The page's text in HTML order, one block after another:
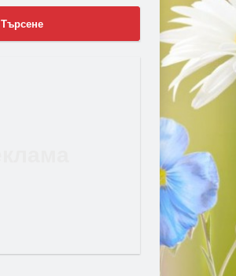
Търсене